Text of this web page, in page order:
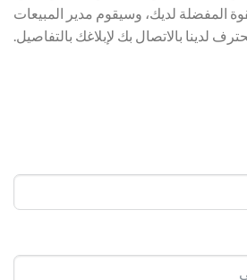
المفضلة لديك، وسيقوم مدير المبيعات
لدينا بالاتصال بك لإبلاغك بالتفاصيل.